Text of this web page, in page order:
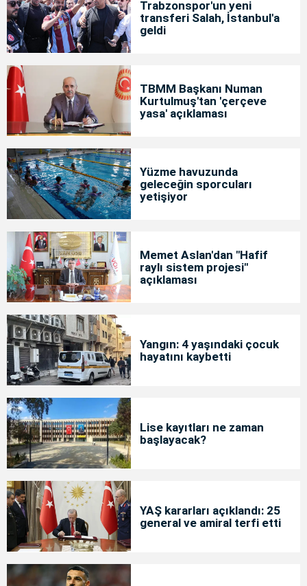
Trabzonspor'un yeni
transferi Salah, İstanbul'a
geldi
TBMM Başkanı Numan
Kurtulmuş'tan 'çerçeve
yasa' açıklaması
Yüzme havuzunda
geleceğin sporcuları
yetişiyor
Memet Aslan'dan "Hafif
raylı sistem projesi"
açıklaması
Yangın: 4 yaşındaki çocuk
hayatını kaybetti
Lise kayıtları ne zaman
başlayacak?
YAŞ kararları açıklandı: 25
general ve amiral terfi etti